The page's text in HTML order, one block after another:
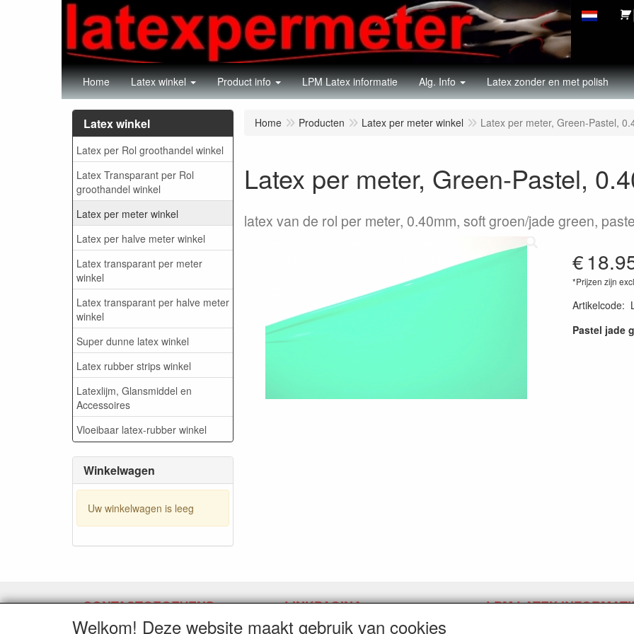
Home Latex winkel Product info LPM Latex informatie Alg. Info Latex zonder en met polish
Latex winkel
Latex per Rol groothandel winkel
Latex Transparant per Rol
groothandel winkel
Latex per meter winkel
Latex per halve meter winkel
Latex transparant per meter
winkel
Latex transparant per halve meter
winkel
Super dunne latex winkel
Latex rubber strips winkel
Latexlijm, Glansmiddel en
Accessoires
Vloeibaar latex-rubber winkel
Winkelwagen
Uw winkelwagen is leeg
Home Producten Latex per meter winkel Latex per meter, Green-Pastel,
Latex per meter, Green-Pastel,
latex van de rol per meter, 0.40mm, soft groen/jade green,
€
*Prijzen zijn
Artikelcode:
Pastel jade
CONTACTGEGEVENS
www.latexpermeter.com
LINKPAGINA
Herroepingslink aanvragen
LPM LATEX
Welkom! Deze website maakt gebruik van cookies